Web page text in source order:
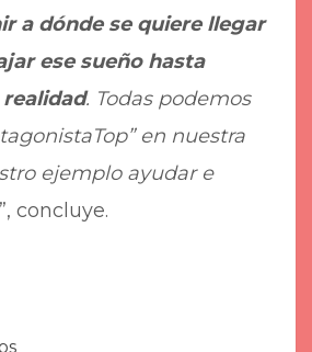
a dónde se quiere llegar
ese sueño hasta
. Todas podemos
en nuestra
ejemplo ayudar e
”, concluye.